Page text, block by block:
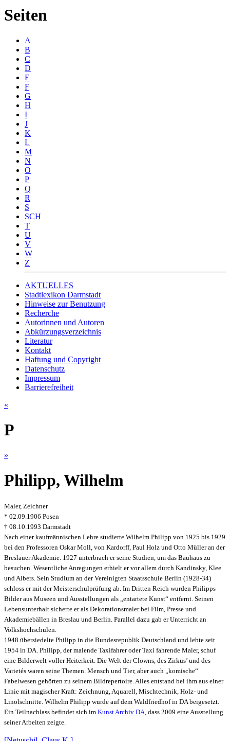
Seiten
A
B
C
D
E
F
G
H
I
J
K
L
M
N
O
P
Q
R
S
SCH
T
U
V
W
Z
AKTUELLES
Stadtlexikon Darmstadt
Hinweise zur Benutzung
Recherche
Autorinnen und Autoren
Abkürzungsverzeichnis
Literatur
Kontakt
Haftung und Copyright
Datenschutz
Impressum
Barrierefreiheit
«
P
»
Philipp, Wilhelm
Maler, Zeichner
* 02.09.1906 Posen
† 08.10.1993 Darmstadt
Nach einer kaufmännischen Lehre studierte Wilhelm Philipp von 1925 bis 1929
bei den Professoren Oskar Moll, von Kardorff, Paul Holz und Otto Müller an der
Breslauer Akademie. 1927 unterbrach er seine Studien, um das Bauhaus zu
besuchen. Wesentliche Anregungen erhielt er vor allem durch Kandinsky, Klee
und Albers. Sein Studium an der Vereinigten Staatsschule Berlin (1928-34)
schloss er mit der Meisterschulprüfung ab. Im Dritten Reich wurden Philipps
Bilder aus Museen und Ausstellungen als „entartete Kunst“ entfernt. Seinen
Lebensunterhalt sicherte er als Dekorationsmaler bei Film, Presse und
Akademiebällen in Breslau und Berlin. Parallel dazu gab er Unterricht an
Volkshochschulen.
1948 übersiedelte Philipp in die Bundesrepublik Deutschland und lebte seit
1954 in DA. Philipp, der malende Taxifahrer oder Taxi fahrende Maler, schuf
eine Bilderwelt voller Heiterkeit. Die Welt der Clowns, des Zirkus’ und des
Varietés waren seine Themen. Mensch und Tier, aber auch „komische“
Fabelwesen gehörten zu seinem Bildrepertoire. Alles entstand bei ihm aus einer
Linie mit magischer Kraft: Zeichnung, Aquarell, Mischtechnik, Holz- und
Linolschnitte. Wilhelm Philipp wurde auf dem Waldfriedhof in DA beigesetzt.
Ein Teilnachlass befindet sich im Kunst Archiv DA , dass 2009 eine Ausstellung
seiner Arbeiten zeigte.